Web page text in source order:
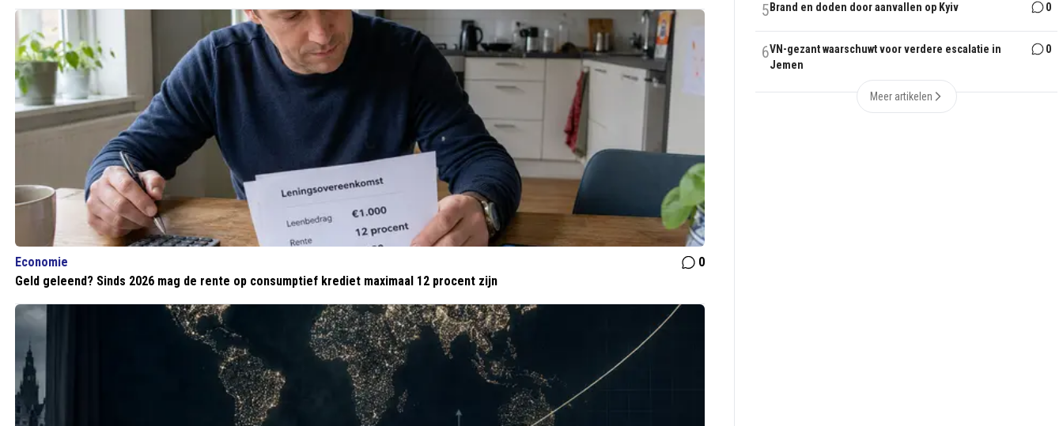
Economie
0
Geld geleend? Sinds 2026 mag de rente op consumptief krediet maximaal 12 procent zijn
5 Brand en doden door aanvallen op Kyiv 0
6VN-gezant waarschuwt voor verdere escalatie in
Jemen
0
Meer artikelen